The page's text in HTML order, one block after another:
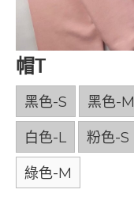
帽T
黑色-S 黑色-M
白色-L 粉色-S
綠色-M